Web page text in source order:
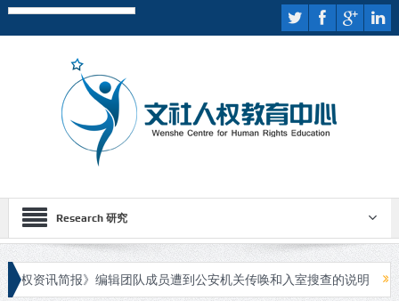
Research 研究
权资讯简报》编辑团队成员遭到公安机关传唤和入室搜查的说明 伊